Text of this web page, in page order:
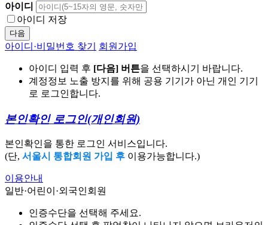
아이디
아이디 저장
다음
아이디·비밀번호 찾기 회원가입
아이디 입력 후 [다음] 버튼을 선택하시기 바랍니다.
계정정보 노출 방지를 위해 공용 기기가 아닌 개인 기기
로 로그인합니다.
본인확인 로그인(개인회원)
본인확인을 통한 로그인 서비스입니다.
(단, 서울시 통합회원 가입 후 이용가능합니다.)
이용안내
일반·어린이·외국인회원
인증수단을 선택해 주세요.